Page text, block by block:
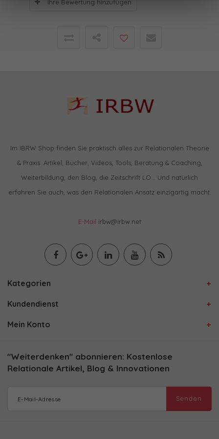
Ihre Bewertung hinzufügen
Im IBRW Shop finden Sie praktisch alles zur Relationalen Theorie
& Praxis: Artikel, Bücher, Videos, Tools, Beratung & Coaching,
Weiterbildung, den Blog, die Zeitschrift LO… Und natürlich
erfahren Sie auch, was den Relationalen Ansatz einzigartig macht.
E-Mail irbw@irbw.net
Kategorien
Kundendienst
Mein Konto
"Weiterdenken" abonnieren: Kostenlose
Relationale Artikel, Blog & Innovationen
Senden